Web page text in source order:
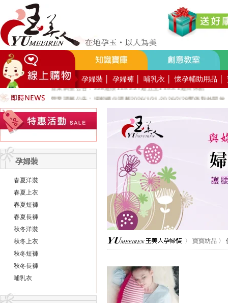
孕婦裝 孕婦褲 哺乳衣 懷孕輔助用品
好YUN香隨束口袋DIY2026-8月活動報名
營業調整公告：員工教育訓練115.8.1週六全館不對外開放
營業調整公告：115.7.18週六至115.7.19週日休館
營業調整公告：端午連假115.6.19週五至115.6.21週日休館
營業調整公告：五一勞動節連假115.5.1週五至115.5.4週一休館
營業調整公告：兒童節/清明連假115.4.3週五至115.4.6週一休館
營業調整公告：228連假115.2.27週五至115.3.1週日休館
營業調整公告：場館櫃位調整2026/1/31-2026/2/28暫停對外開放
公司總機服務專線02-89669762
玉美人，竭誠歡迎您的加入~新加入會員送購物金100元~
玉美人.板橋門市.觀光工廠歡迎大家使用國民旅遊卡消費!
孕婦裝
春夏洋裝
春夏上衣
春夏短褲
春夏長褲
秋冬洋裝
秋冬上衣
秋冬短褲
秋冬長褲
哺乳衣
〉 寶寶紡品 〉